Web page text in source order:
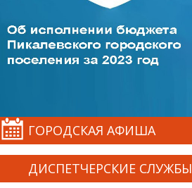
ГОРОДСКАЯ АФИША
ДИСПЕТЧЕРСКИЕ СЛУЖБЫ